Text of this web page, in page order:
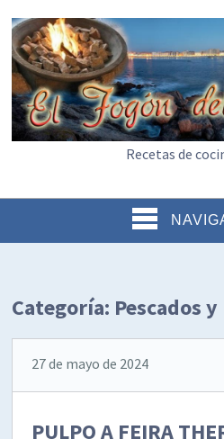
Recetas de
Categoría: Pescados
27 de mayo de 2024
PULPO A FEIRA